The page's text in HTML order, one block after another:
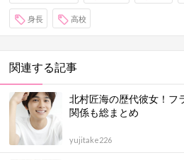
身長 高校
関連する記事
北村匠海の歴代彼女！フ
関係も総まとめ
yujitake226